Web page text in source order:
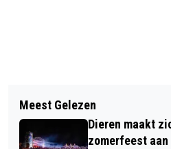
LAATSTE RHEDENSE
JULA VAN KLAVEREN
TEKENWEDSTRIJD
Meest Gelezen
Dieren maakt
zomerfeest aan